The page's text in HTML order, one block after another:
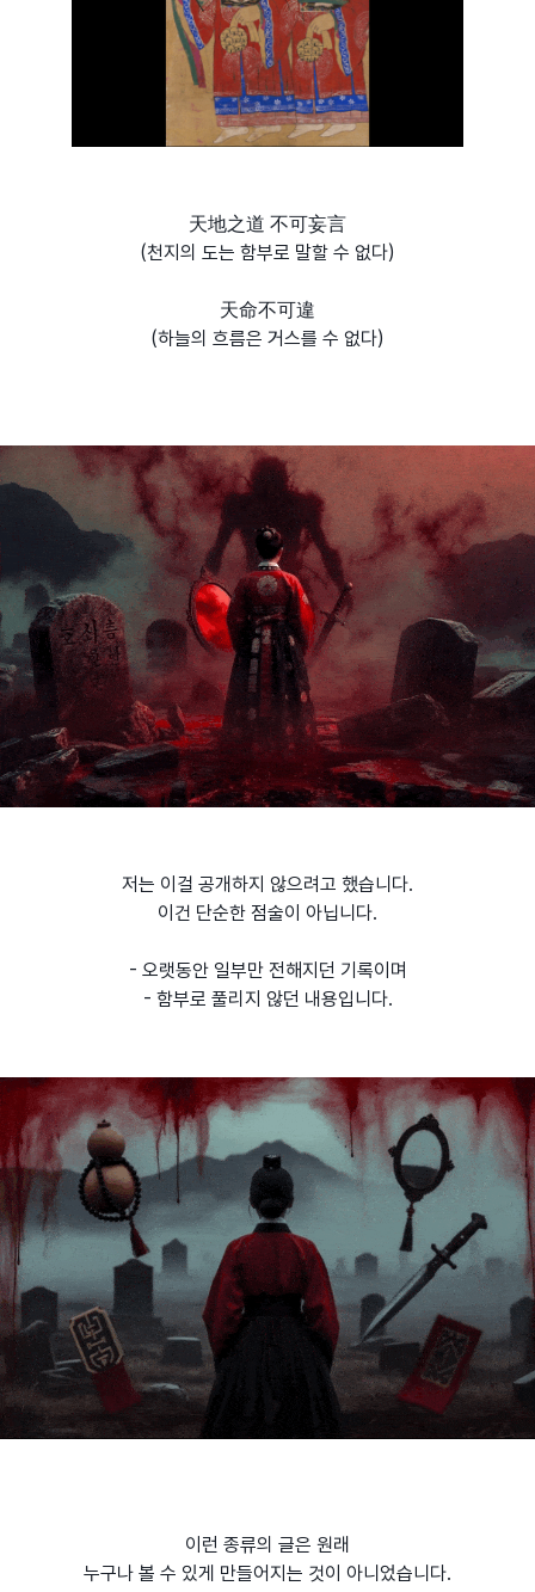
天地之道 不可妄言
(천지의 도는 함부로 말할 수 없다)
天命不可違
(하늘의 흐름은 거스를 수 없다)
저는 이걸 공개하지 않으려고 했습니다.
이건 단순한 점술이 아닙니다.
- 오랫동안 일부만 전해지던 기록이며
- 함부로 풀리지 않던 내용입니다.
이런 종류의 글은 원래
누구나 볼 수 있게 만들어지는 것이 아니었습니다.